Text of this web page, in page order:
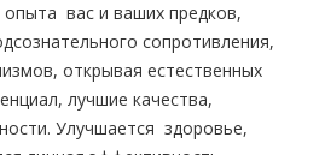
вас и ваших предков,
сопротивления,
открывая естественных
лучшие качества,
Улучшается здоровье,